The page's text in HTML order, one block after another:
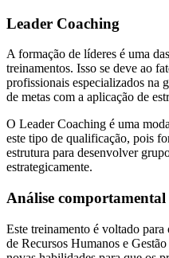
Leader Coaching
A formação de líderes é uma
treinamentos. Isso se deve ao
profissionais especializados na
de metas com a aplicação de
O Leader Coaching é uma
este tipo de qualificação, pois
estrutura para desenvolver
estrategicamente.
Análise comportamental
Este treinamento é voltado para
de Recursos Humanos e